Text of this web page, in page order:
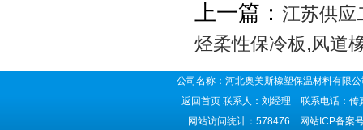
上一篇： 江苏供应
烃柔性保冷板,风道
公司名称：河北奥美斯橡塑保温材料有
返回首页 联系人：刘经理 联系电话：
网站访问统计：578476 网站ICP备案